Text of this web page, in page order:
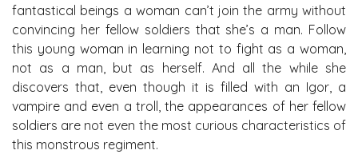
fantastical beings a woman can’t join the army without
convincing her fellow soldiers that she’s a man. Follow
this young woman in learning not to fight as a woman,
not as a man, but as herself. And all the while she
discovers that, even though it is filled with an Igor, a
vampire and even a troll, the appearances of her fellow
soldiers are not even the most curious characteristics of
this monstrous regiment.